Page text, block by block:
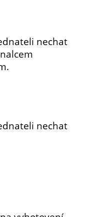
nechat
nechat